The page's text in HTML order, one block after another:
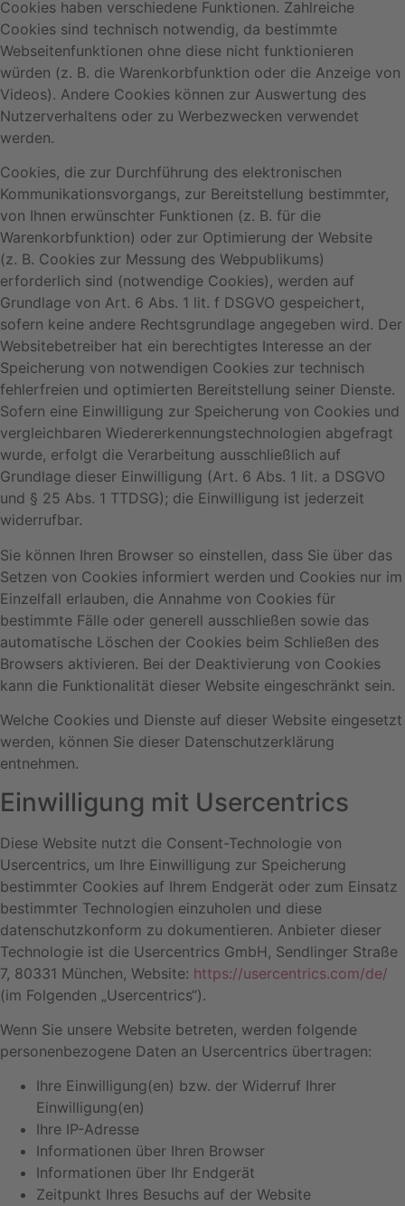
Cookies haben verschiedene Funktionen. Zahlreiche
Cookies sind technisch notwendig, da bestimmte
Webseitenfunktionen ohne diese nicht funktionieren
würden (z. B. die Warenkorbfunktion oder die Anzeige von
Videos). Andere Cookies können zur Auswertung des
Nutzerverhaltens oder zu Werbezwecken verwendet
werden.
Cookies, die zur Durchführung des elektronischen
Kommunikationsvorgangs, zur Bereitstellung bestimmter,
von Ihnen erwünschter Funktionen (z. B. für die
Warenkorbfunktion) oder zur Optimierung der Website
(z. B. Cookies zur Messung des Webpublikums)
erforderlich sind (notwendige Cookies), werden auf
Grundlage von Art. 6 Abs. 1 lit. f DSGVO gespeichert,
sofern keine andere Rechtsgrundlage angegeben wird. Der
Websitebetreiber hat ein berechtigtes Interesse an der
Speicherung von notwendigen Cookies zur technisch
fehlerfreien und optimierten Bereitstellung seiner Dienste.
Sofern eine Einwilligung zur Speicherung von Cookies und
vergleichbaren Wiedererkennungstechnologien abgefragt
wurde, erfolgt die Verarbeitung ausschließlich auf
Grundlage dieser Einwilligung (Art. 6 Abs. 1 lit. a DSGVO
und § 25 Abs. 1 TTDSG); die Einwilligung ist jederzeit
widerrufbar.
Sie können Ihren Browser so einstellen, dass Sie über das
Setzen von Cookies informiert werden und Cookies nur im
Einzelfall erlauben, die Annahme von Cookies für
bestimmte Fälle oder generell ausschließen sowie das
automatische Löschen der Cookies beim Schließen des
Browsers aktivieren. Bei der Deaktivierung von Cookies
kann die Funktionalität dieser Website eingeschränkt sein.
Welche Cookies und Dienste auf dieser Website eingesetzt
werden, können Sie dieser Datenschutzerklärung
entnehmen.
Einwilligung mit Usercentrics
Diese Website nutzt die Consent-Technologie von
Usercentrics, um Ihre Einwilligung zur Speicherung
bestimmter Cookies auf Ihrem Endgerät oder zum Einsatz
bestimmter Technologien einzuholen und diese
datenschutzkonform zu dokumentieren. Anbieter dieser
Technologie ist die Usercentrics GmbH, Sendlinger Straße
7, 80331 München, Website: https://usercentrics.com/de/
(im Folgenden „Usercentrics“).
Wenn Sie unsere Website betreten, werden folgende
personenbezogene Daten an Usercentrics übertragen:
Ihre Einwilligung(en) bzw. der Widerruf Ihrer
Einwilligung(en)
Ihre IP-Adresse
Informationen über Ihren Browser
Informationen über Ihr Endgerät
Zeitpunkt Ihres Besuchs auf der Website